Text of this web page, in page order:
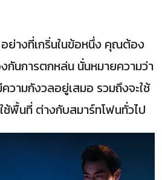
อย่างที่เกริ่นในข้อหนึ่ง คุณต้อง
กันการตกหล่น นั่นหมายความว่า
ความกังวลอยู่เสมอ รวมถึงจะใช้
พื้นที่ ต่างกับสมาร์ทโฟนทั่วไป